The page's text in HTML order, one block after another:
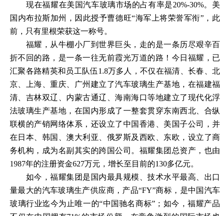
现在福耀在美国汽车玻璃市场的占有率是20%-30%。美
国内布拉斯加州，因此授予曹德旺“海军上将荣誉军衔”，此
前，只有里根荣获这一称号。
福耀，从牛棚小厂到世界巨头，走的是一条历尽艰辛百
折不回的路，是一条一往无前霞光万道的路！今日福耀，已
汇聚各路精英和员工队伍1.8万多人，不仅在福清、长春、北
京、上海、重庆、广州建立了汽车玻璃生产基地，在福建福
清、吉林双辽、内蒙古通辽、海南海口等地建立了现代化浮
法玻璃生产基地，在国内形成了一整套贯穿东南西北、合纵
联横的产销网络体系，还设立了中国香港、美国子公司，并
在日本、韩国、澳大利亚、俄罗斯及西欧、东欧，设立了商
务机构，成为名副其实的跨国公司。福耀集团总资产，也由
1987年的注册资金627万元，增长至目前的130多亿元。
如今，福耀集团是国内最具规模、技术水平最高、出口
量最大的汽车玻璃生产供应商，产品“FY”商标，是中国汽车
玻璃行业迄今为止唯一的“中国驰名商标”；如今，福耀产品